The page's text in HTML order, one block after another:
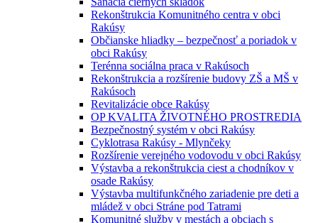
Rekonštrukcia Komunitného centra v obci
Rakúsy
Občianske hliadky – bezpečnosť a poriadok v
obci Rakúsy
Terénna sociálna praca v Rakúsoch
Rekonštrukcia a rozšírenie budovy ZŠ a MŠ v
Rakúsoch
Revitalizácie obce Rakúsy
OP KVALITA ŽIVOTNÉHO PROSTREDIA
Bezpečnostný systém v obci Rakúsy
Cyklotrasa Rakúsy - Mlynčeky
Rozšírenie verejného vodovodu v obci Rakúsy
Výstavba a rekonštrukcia ciest a chodníkov v
osade Rakúsy
Výstavba multifunkčného zariadenie pre deti a
mládež v obci Stráne pod Tatrami
Komunitné služby v mestách a obciach s